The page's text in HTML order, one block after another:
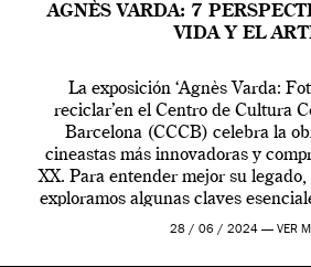
AGNÈS VARDA: 7
VIDA Y EL
La exposición ‘Agnès Varda:
reciclar’en el Centro de Cultura
Barcelona (CCCB) celebra la
cineastas más innovadoras y
XX. Para entender mejor su
exploramos algunas claves
de entender la vida, el cine y el
28 / 06 / 2024 — VER